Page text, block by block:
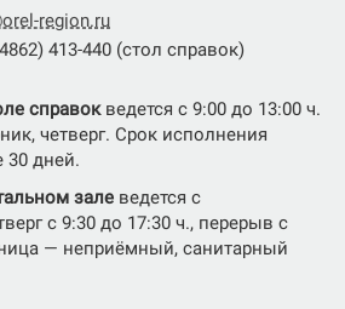
region.ru
413-440 (стол справок)
справокведется с 9:00 до 13:00 ч.
четверг. Срок исполнения
30 дней.
зале ведется с
с 9:30 до 17:30 ч., перерыв с
— неприёмный, санитарный